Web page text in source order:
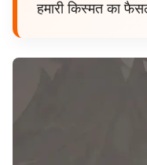
हमारी किस्मत का